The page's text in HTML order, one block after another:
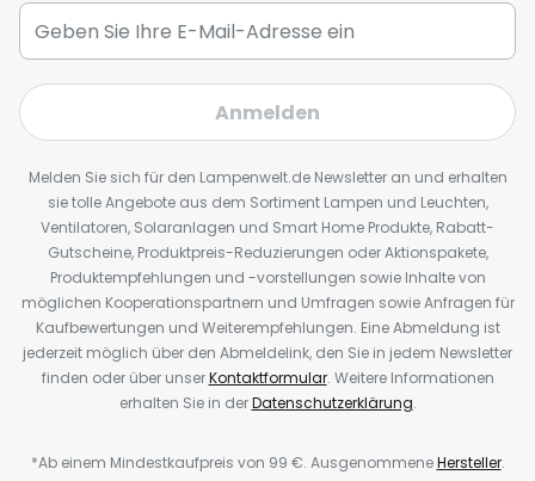
Anmelden
Melden Sie sich für den Lampenwelt.de Newsletter an und erhalten
sie tolle Angebote aus dem Sortiment Lampen und Leuchten,
Ventilatoren, Solaranlagen und Smart Home Produkte, Rabatt-
Gutscheine, Produktpreis-Reduzierungen oder Aktionspakete,
Produktempfehlungen und -vorstellungen sowie Inhalte von
möglichen Kooperationspartnern und Umfragen sowie Anfragen für
Kaufbewertungen und Weiterempfehlungen. Eine Abmeldung ist
jederzeit möglich über den Abmeldelink, den Sie in jedem Newsletter
finden oder über unserKontaktformular. Weitere Informationen
erhalten Sie in derDatenschutzerklärung.
*Ab einem Mindestkaufpreis von 99 €. AusgenommeneHersteller.